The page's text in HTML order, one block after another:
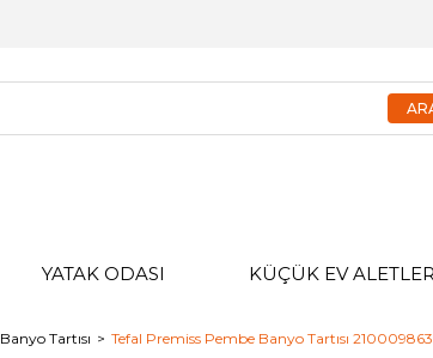
YATAK ODASI KÜÇÜK EV
Banyo Tartısı Tefal Premiss Pembe Banyo Tartısı